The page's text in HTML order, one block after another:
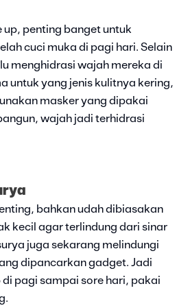
up, penting banget untuk
cuci muka di pagi hari. Selain
menghidrasi wajah mereka di
untuk yang jenis kulitnya kering,
masker yang dipakai
wajah jadi terhidrasi
bahkan udah dibiasakan
kecil agar terlindung dari sinar
juga sekarang melindungi
dipancarkan gadget. Jadi
pagi sampai sore hari, pakai